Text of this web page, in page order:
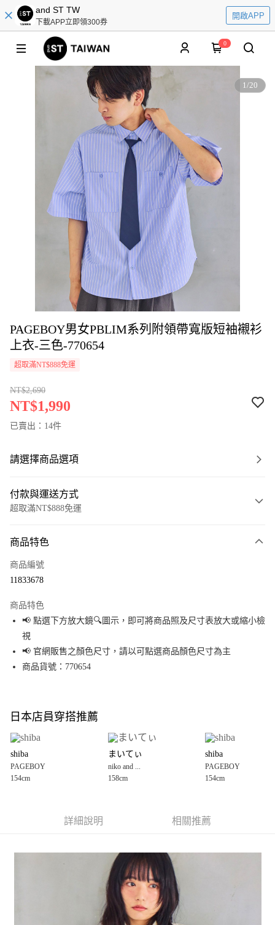
and ST TW
下載APP立即領300券
開啟APP
0
1/20
PAGEBOY男女PBLIM系列附領帶寬版短袖襯衫
上衣-三色-770654
超取滿NT$888免運
NT$2,690
NT$1,990
已賣出：14件
請選擇商品選項
付款與運送方式
超取滿NT$888免運
信用卡一次付款
Apple Pay
街口支付
悠遊付
全盈+PAY
大哥付你分期
1.本服務由台灣大哥大提供，台灣大哥大用戶可立即使用無須另外申請。
2.付款方式選擇「大哥付你分期」，訂單成立後會自動跳轉到大哥付的交易
3.實際核准額度、可分期數及費用金額請依後續交易確認頁面所載為準。
4.訂單成立30分鐘內，如未前往確認交易或遇審核未通過，訂單將自動取
1.分期款項不併入電信帳單，「大哥付你分期」於每月結算日後寄送繳費提
2.透過簡訊連結打開帳單後，可選擇「超商條碼／台灣大直營門市／銀行轉
帳／街口支付／iPASS MONEY」等通路繳費。
AFTEE先享後付
３．安心：先確認商品／服務後，再付款。
【「AFTEE先享後付」結帳流程】
１．於結帳方式選擇「AFTEE先享後付」後，將跳轉至「AFTEE先享後付」
結帳頁面，進行簡訊認證並確認金額後，即可完成結帳。
２．訂單成立數日內，您將收到繳費通知簡訊。
３．收到繳費通知簡訊後14天內，點擊此簡訊中的連結，可透過四大超商／
每筆NT$80，滿NT$888(含以上)免運費
每筆NT$80，滿NT$888(含以上)免運費
商品特色
商品編號
11833678
商品特色
📢 點選下方放大鏡🔍圖示，即可將商品照及尺寸表放大或縮小檢
視
📢 官網販售之顏色尺寸，請以可點選商品顏色尺寸為主
商品貨號：770654
日本店員穿搭推薦
shiba
PAGEBOY
154cm
まいてぃ
niko and ...
158cm
shiba
PAGEBOY
154cm
詳細說明 相關推薦